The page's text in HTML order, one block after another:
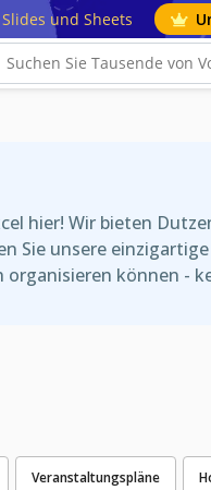
und Sheets
hier! Wir bieten
unsere
können -
Veranstaltungspläne